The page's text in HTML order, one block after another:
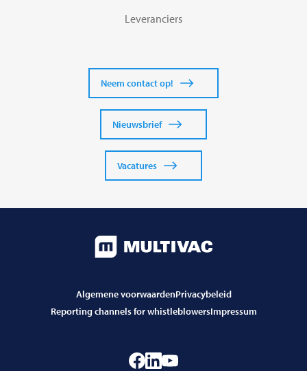
Leveranciers
Neem contact op!
Nieuwsbrief
Vacatures
Algemene voorwaardenPrivacybeleid
Reporting channels for whistleblowersImpressum